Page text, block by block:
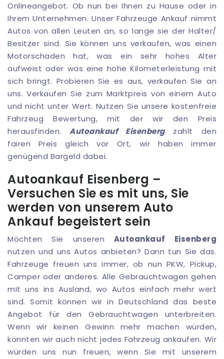
Onlineangebot. Ob nun bei Ihnen zu Hause oder in
Ihrem Unternehmen. Unser Fahrzeuge Ankauf nimmt
Autos von allen Leuten an, so lange sie der Halter/
Besitzer sind. Sie können uns verkaufen, was einen
Motorschaden hat, was ein sehr hohes Alter
aufweist oder was eine hohe Kilometerleistung mit
sich bringt. Probieren Sie es aus, verkaufen Sie an
uns. Verkaufen Sie zum Marktpreis von einem Auto
und nicht unter Wert. Nutzen Sie unsere kostenfreie
Fahrzeug Bewertung, mit der wir den Preis
herausfinden.Autoankauf Eisenbergzahlt den
fairen Preis gleich vor Ort, wir haben immer
genügend Bargeld dabei.
Autoankauf Eisenberg –
Versuchen Sie es mit uns, Sie
werden von unserem Auto
Ankauf begeistert sein
Möchten Sie unseren Autoankauf Eisenberg
nutzen und uns Autos anbieten? Dann tun Sie das.
Fahrzeuge freuen uns immer, ob nun PKW, Pickup,
Camper oder anderes. Alle Gebrauchtwagen gehen
mit uns ins Ausland, wo Autos einfach mehr wert
sind. Somit können wir in Deutschland das beste
Angebot für den Gebrauchtwagen unterbreiten.
Wenn wir keinen Gewinn mehr machen würden,
könnten wir auch nicht jedes Fahrzeug ankaufen. Wir
würden uns nun freuen, wenn Sie mit unserem